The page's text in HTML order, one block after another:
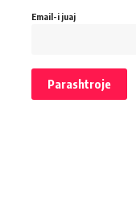
Email-i juaj